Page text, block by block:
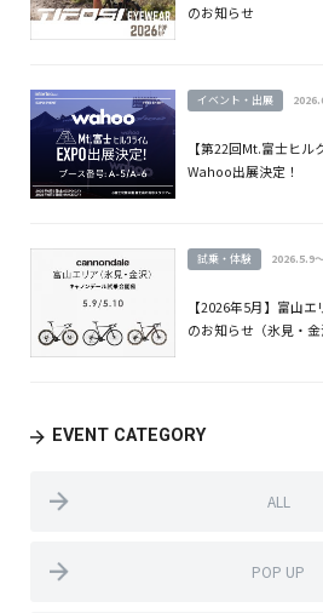
のお知らせ
イベント・出展
【第22回Mt.富士ヒル
Wahoo出展決定！
試乗・体験 2026.5.9
【2026年5月】富山
のお知らせ（氷見・金
EVENT CATEGORY
ALL
POP UP